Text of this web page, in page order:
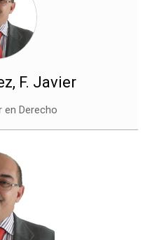
F. Javier
en Derecho